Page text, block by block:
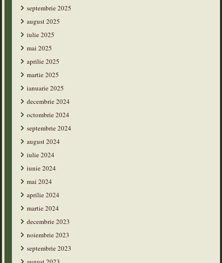
septembrie 2025
august 2025
iulie 2025
mai 2025
aprilie 2025
martie 2025
ianuarie 2025
decembrie 2024
octombrie 2024
septembrie 2024
august 2024
iulie 2024
iunie 2024
mai 2024
aprilie 2024
martie 2024
decembrie 2023
noiembrie 2023
septembrie 2023